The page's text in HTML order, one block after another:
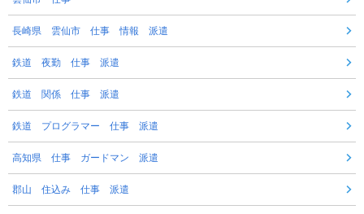
長崎県 雲仙市 仕事 情報 派遣
鉄道 夜勤 仕事 派遣
鉄道 関係 仕事 派遣
鉄道 プログラマー 仕事 派遣
高知県 仕事 ガードマン 派遣
郡山 住込み 仕事 派遣